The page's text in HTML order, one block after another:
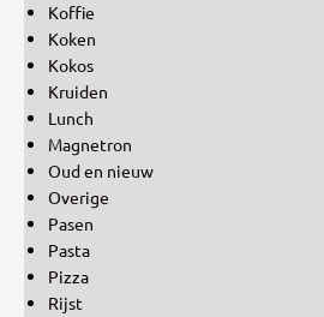
Koffie
Koken
Kokos
Kruiden
Lunch
Magnetron
Oud en nieuw
Overige
Pasen
Pasta
Pizza
Rijst